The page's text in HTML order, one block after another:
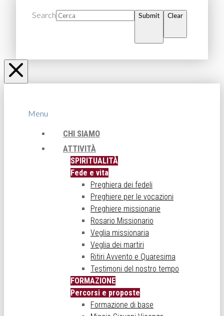
Search Submit Clear
Menu
CHI SIAMO
ATTIVITÀ
SPIRITUALITÀ
Fede e vita
Preghiera dei fedeli
Preghiere per le vocazioni
Preghiere missionarie
Rosario Missionario
Veglia missionaria
Veglia dei martiri
Ritiri Avvento e Quaresima
Testimoni del nostro tempo
FORMAZIONE
Percorsi e proposte
Formazione di base